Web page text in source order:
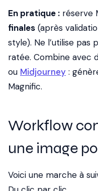
En pratique : réserve
finales (après
style). Ne l’utilise pas
ratée. Combine avec
ou Midjourney :
Magnific.
Workflow
une image
Voici une marche à